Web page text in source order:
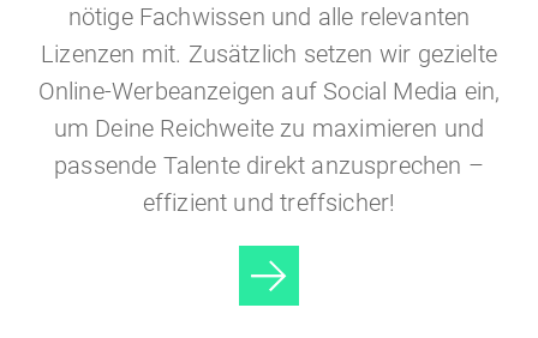
nötige Fachwissen und alle relevanten
Lizenzen mit. Zusätzlich setzen wir gezielte
Online-Werbeanzeigen auf Social Media ein,
um Deine Reichweite zu maximieren und
passende Talente direkt anzusprechen –
effizient und treffsicher!
Activ
e